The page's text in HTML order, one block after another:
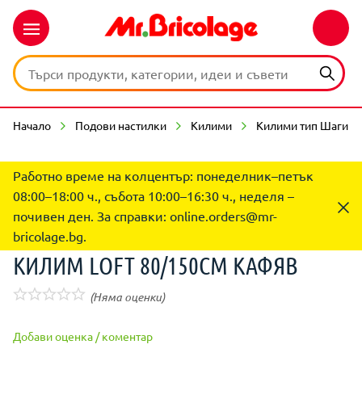
Начало Подови настилки Килими Килими тип Шаги
Работно време на колцентър: понеделник–петък
08:00–18:00 ч., събота 10:00–16:30 ч., неделя –
почивен ден. За справки: online.orders@mr-
bricolage.bg.
КИЛИМ LOFT 80/150СМ КАФЯВ
(Няма оценки)
Добави оценка / коментар